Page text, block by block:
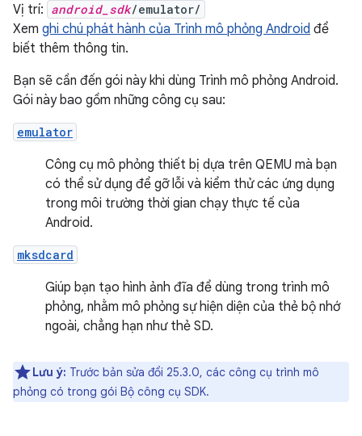
Vị trí: android_sdk/emulator/
Xem ghi chú phát hành của Trình mô phỏng Android để
biết thêm thông tin.
Bạn sẽ cần đến gói này khi dùng Trình mô phỏng Android.
Gói này bao gồm những công cụ sau:
emulator
Công cụ mô phỏng thiết bị dựa trên QEMU mà bạn
có thể sử dụng để gỡ lỗi và kiểm thử các ứng dụng
trong môi trường thời gian chạy thực tế của
Android.
mksdcard
Giúp bạn tạo hình ảnh đĩa để dùng trong trình mô
phỏng, nhằm mô phỏng sự hiện diện của thẻ bộ nhớ
ngoài, chẳng hạn như thẻ SD.
Lưu ý: Trước bản sửa đổi 25.3.0, các công cụ trình mô
phỏng có trong gói Bộ công cụ SDK.